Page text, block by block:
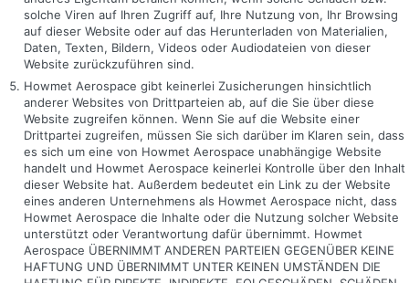
solche Viren auf Ihren Zugriff auf, Ihre Nutzung von, Ihr Browsing
auf dieser Website oder auf das Herunterladen von Materialien,
Daten, Texten, Bildern, Videos oder Audiodateien von dieser
Website zurückzuführen sind.
Howmet Aerospace gibt keinerlei Zusicherungen hinsichtlich
anderer Websites von Drittparteien ab, auf die Sie über diese
Website zugreifen können. Wenn Sie auf die Website einer
Drittpartei zugreifen, müssen Sie sich darüber im Klaren sein, dass
es sich um eine von Howmet Aerospace unabhängige Website
handelt und Howmet Aerospace keinerlei Kontrolle über den Inhalt
dieser Website hat. Außerdem bedeutet ein Link zu der Website
eines anderen Unternehmens als Howmet Aerospace nicht, dass
Howmet Aerospace die Inhalte oder die Nutzung solcher Website
unterstützt oder Verantwortung dafür übernimmt. Howmet
Aerospace ÜBERNIMMT ANDEREN PARTEIEN GEGENÜBER KEINE
HAFTUNG UND ÜBERNIMMT UNTER KEINEN UMSTÄNDEN DIE